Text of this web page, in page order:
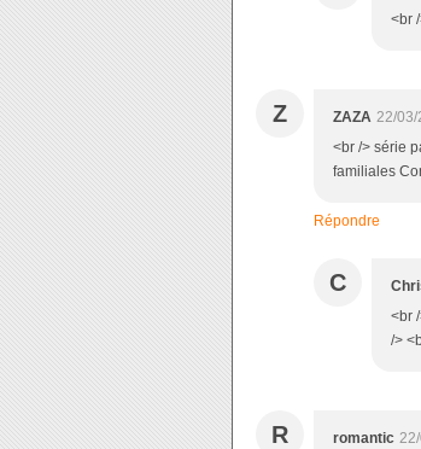
<br
Z ZAZA 22/03/
<br /> série
familiales
Répondre
C
<br
/>
R romantic